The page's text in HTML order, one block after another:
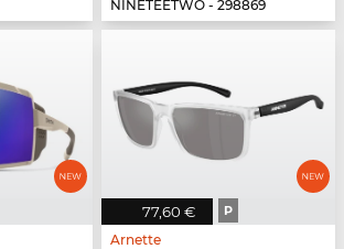
NINETEETWO - 298869
77,60 € P
Arnette